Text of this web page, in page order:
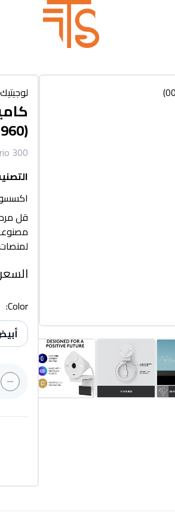
لوجيتيك
(960-001442)
300
Color
: